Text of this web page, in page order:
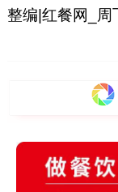
整编|红餐网_周